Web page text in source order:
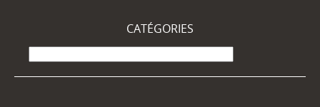
CATÉGORIES
Catégories